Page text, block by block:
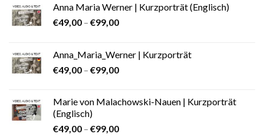
Anna Maria Werner | Kurzporträt (Englisch)
€49,00 – €99,00
Anna_Maria_Werner | Kurzporträt
€49,00 – €99,00
Marie von Malachowski-Nauen | Kurzporträt
(Englisch)
€49,00 – €99,00